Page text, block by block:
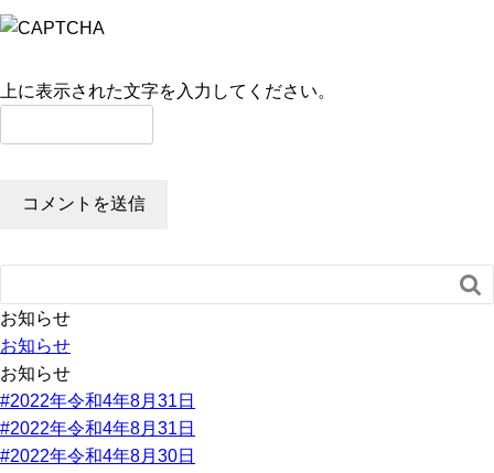
上に表示された文字を入力してください。

お知らせ
お知らせ
お知らせ
#2022年令和4年8月31日
#2022年令和4年8月31日
#2022年令和4年8月30日